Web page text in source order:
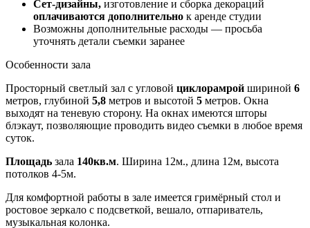
Сет-дизайны, изготовление и сборка декораций
оплачиваются дополнительно к аренде студии
Возможны дополнительные расходы — просьба
уточнять детали съемки заранее
Особенности зала
Просторный светлый зал с угловой циклорамрой шириной 6
метров, глубиной 5,8 метров и высотой 5 метров. Окна
выходят на теневую сторону. На окнах имеются шторы
блэкаут, позволяющие проводить видео съемки в любое время
суток.
Площадь зала 140кв.м. Ширина 12м., длина 12м, высота
потолков 4-5м.
Для комфортной работы в зале имеется гримёрный стол и
ростовое зеркало с подсветкой, вешало, отпариватель,
музыкальная колонка.